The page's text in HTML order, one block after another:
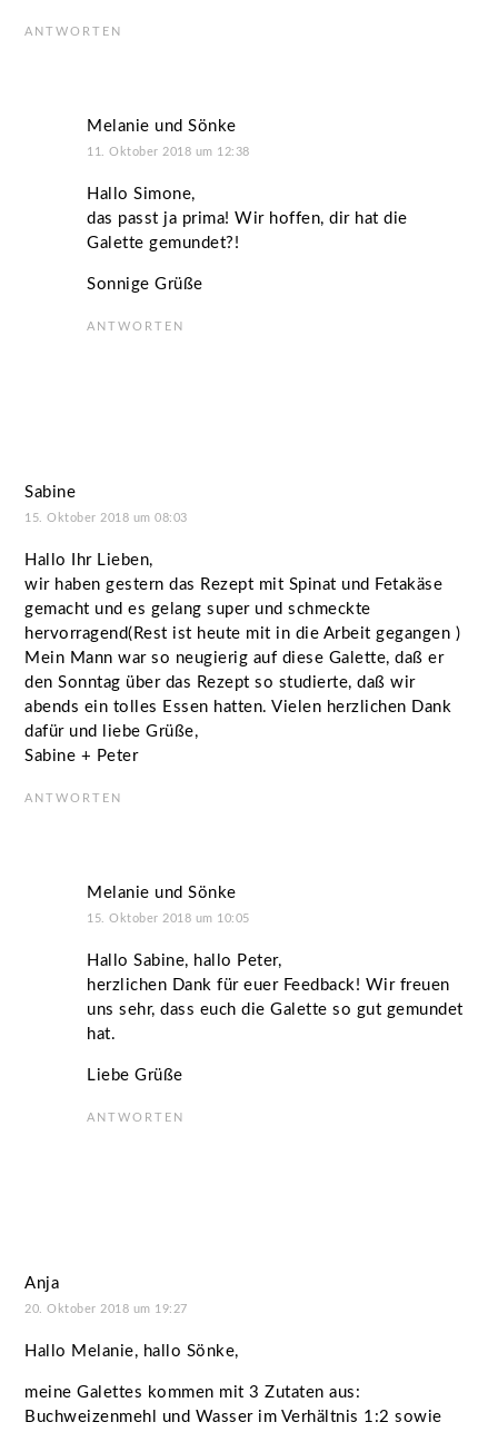
ANTWORTEN
Melanie und Sönke
11. Oktober 2018 um 12:38
Hallo Simone,
das passt ja prima! Wir hoffen, dir hat die
Galette gemundet?!
Sonnige Grüße
ANTWORTEN
Sabine
15. Oktober 2018 um 08:03
Hallo Ihr Lieben,
wir haben gestern das Rezept mit Spinat und Fetakäse
gemacht und es gelang super und schmeckte
hervorragend(Rest ist heute mit in die Arbeit gegangen )
Mein Mann war so neugierig auf diese Galette, daß er
den Sonntag über das Rezept so studierte, daß wir
abends ein tolles Essen hatten. Vielen herzlichen Dank
dafür und liebe Grüße,
Sabine + Peter
ANTWORTEN
Melanie und Sönke
15. Oktober 2018 um 10:05
Hallo Sabine, hallo Peter,
herzlichen Dank für euer Feedback! Wir freuen
uns sehr, dass euch die Galette so gut gemundet
hat.
Liebe Grüße
ANTWORTEN
Anja
20. Oktober 2018 um 19:27
Hallo Melanie, hallo Sönke,
meine Galettes kommen mit 3 Zutaten aus:
Buchweizenmehl und Wasser im Verhältnis 1:2 sowie